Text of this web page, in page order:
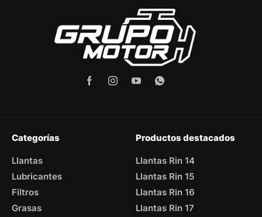
Categorías
Llantas
Lubricantes
Filtros
Grasas
Productos destacados
Llantas Rin 14
Llantas Rin 15
Llantas Rin 16
Llantas Rin 17